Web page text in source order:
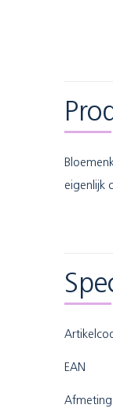
eigenlijk
EAN
Afmeting